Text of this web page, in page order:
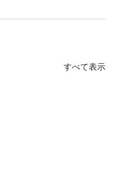
すべて表示